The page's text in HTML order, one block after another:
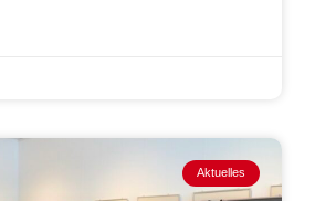
Aktuelles